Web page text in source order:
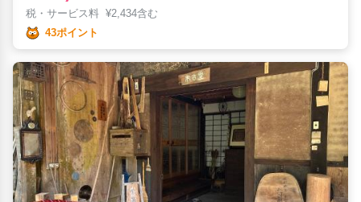
税・サービス料 ¥2,434含む
43ポイント